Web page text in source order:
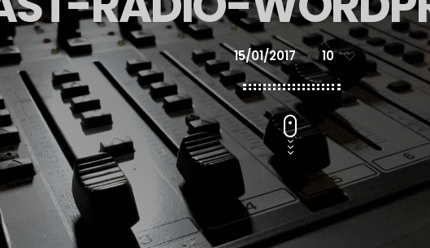
today 15/01/2017 10